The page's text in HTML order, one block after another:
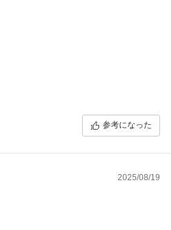
参考になった
2025/08/19